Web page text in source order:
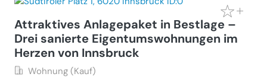
Attraktives Anlagepaket in Bestlage –
Drei sanierte Eigentumswohnungen im
Herzen von Innsbruck
Wohnung (Kauf)